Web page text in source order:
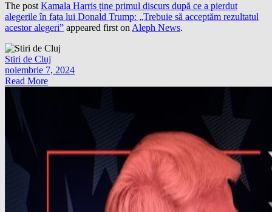
The post Kamala Harris ține primul discurs după ce a pierdut
alegerile în fața lui Donald Trump: „Trebuie să acceptăm rezultatul
acestor alegeri” appeared first on Aleph News.
Stiri de Cluj
noiembrie 7, 2024
Read More